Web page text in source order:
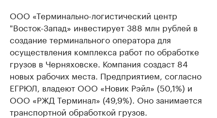
ООО «Терминально-логистический центр
"Восток-Запад» инвестирует 388 млн рублей в
создание терминального оператора для
осуществления комплекса работ по обработке
грузов в Черняховске. Компания создаст 84
новых рабочих места. Предприятием, согласно
ЕГРЮЛ, владеют ООО «Новик Рэйл» (50,1%) и
ООО «РЖД Терминал» (49,9%). Оно занимается
транспортной обработкой грузов.